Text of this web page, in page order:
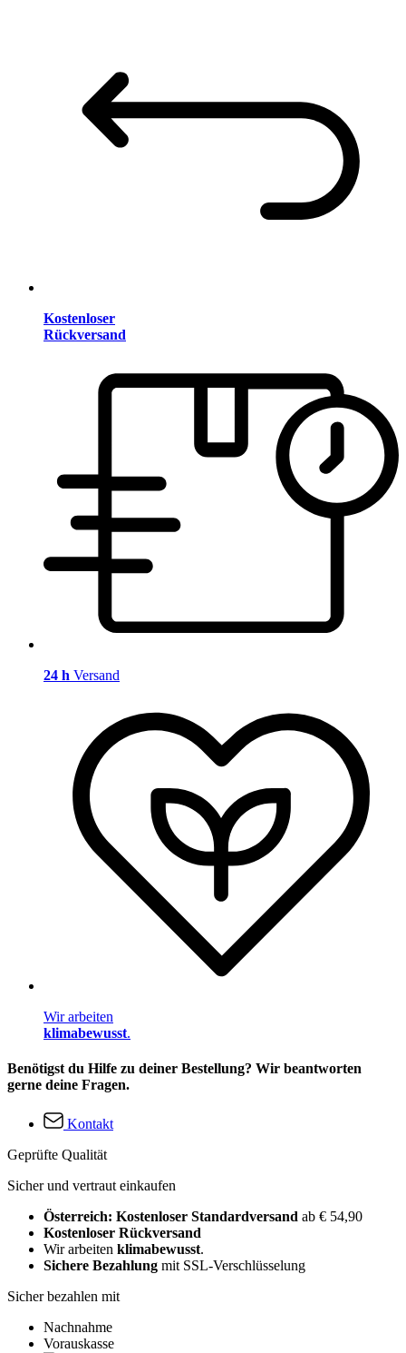
Kostenloser
Rückversand
24 h Versand
Wir arbeiten
klimabewusst.
Benötigst du Hilfe zu deiner Bestellung? Wir beantworten
gerne deine Fragen.
Kontakt
Geprüfte Qualität
Sicher und vertraut einkaufen
Österreich: Kostenloser Standardversand ab € 54,90
Kostenloser Rückversand
Wir arbeiten klimabewusst.
Sichere Bezahlung mit SSL-Verschlüsselung
Sicher bezahlen mit
Nachnahme
Vorauskasse